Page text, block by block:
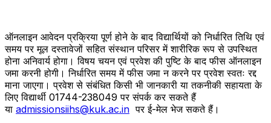
ऑनलाइन आवेदन प्रक्रिया पूर्ण होने के बाद विद्यार्थियों को निर्धारित तिथि एवं
समय पर मूल दस्तावेजों सहित संस्थान परिसर में शारीरिक रूप से उपस्थित
होना अनिवार्य होगा। विषय चयन एवं प्रवेश की पुष्टि के बाद फीस ऑनलाइन
जमा करनी होगी। निर्धारित समय में फीस जमा न करने पर प्रवेश स्वतः रद्द
माना जाएगा। प्रवेश से संबंधित किसी भी जानकारी या तकनीकी सहायता के
लिए विद्यार्थी 01744-238049 पर संपर्क कर सकते हैं
या admissionsiihs@kuk.ac.in पर ई-मेल भेज सकते हैं।